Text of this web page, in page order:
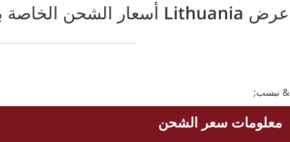
عرض Lithuania أسعار الشحن
& نبسب;
معلومات سعر الشحن